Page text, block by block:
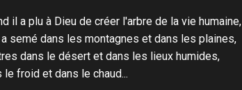
il a plu à Dieu de créer l'arbre de la vie humaine,
semé dans les montagnes et dans les plaines,
dans le désert et dans les lieux humides,
le froid et dans le chaud...